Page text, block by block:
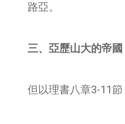
路亞。
三、亞歷山大的帝國
但以理書八章3-11節